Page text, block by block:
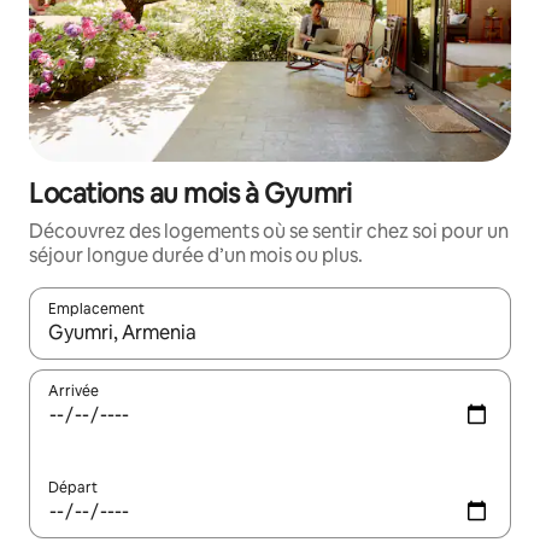
Locations au mois à Gyumri
Découvrez des logements où se sentir chez soi pour un
séjour longue durée d’un mois ou plus.
Emplacement
Quand les résultats sont affichés, parcourez-les en utilisant
Arrivée
Départ